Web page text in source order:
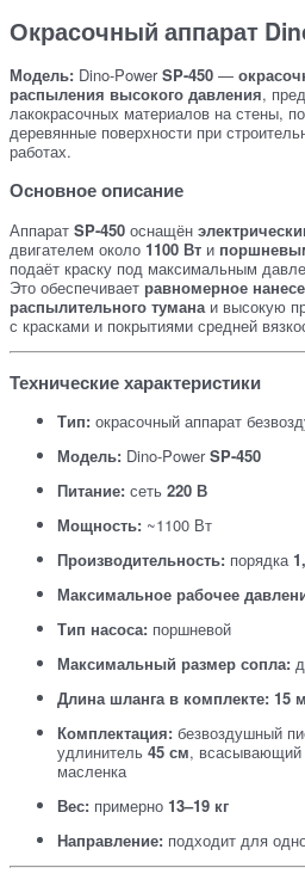
Окрасочный аппарат
Модель: Dino-PowerSP-450 —
распыления высокого давления,
лакокрасочных материалов на стены,
деревянные поверхности при
работах.
Основное описание
Аппарат SP-450 оснащён
двигателем около 1100 Вт и
подаёт краску под максимальным
Это обеспечивает равномерное
распылительного тумана и высокую
с красками и покрытиями средней
Технические характеристики
Тип: окрасочный аппарат
Модель: Dino-PowerSP-450
Питание: сеть 220 В
Мощность: ~1100 Вт
Производительность: порядка
Максимальное рабочее
Тип насоса: поршневой
Максимальный размер сопла:
Длина шланга в комплекте: 15 м
Комплектация: безвоздушный
удлинитель 45 см, всасывающий
масленка
Вес: примерно 13–19 кг
Направление: подходит для